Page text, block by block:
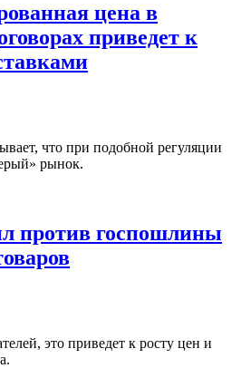
цена в
приведет к
что при подобной регуляции
рынок.
против госпошлины
это приведет к росту цен и